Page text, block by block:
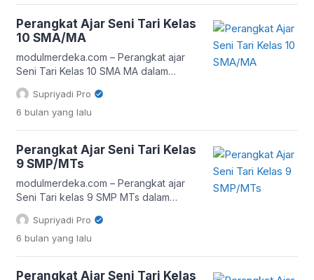
menekankan pada pemahaman
konsep, penguasaan keterampilan
praktik, serta kemampuan refleksi dan
apresiasi terhadap karya tari. Guru
tidak hanya berperan sebagai
penyampai materi, tetapi sebagai
fasilitator […]
Perangkat Ajar Seni Tari Kelas
10 SMA/MA
modulmerdeka.com – Perangkat ajar
Seni Tari Kelas 10 SMA MA dalam
Kurikulum Merdeka dirancang untuk
mendorong pembelajaran yang aktif,
reflektif, dan berbasis pengalaman.
pemahaman mendalam, proses
eksplorasi kreatif, serta kemampuan
peserta didik dalam
menginterpretasikan gerak, makna,
dan konteks budaya tari. Guru tidak
hanya berperan sebagai penyampai
materi, […]
Supriyadi Pro
6 bulan yang lalu
Perangkat Ajar Seni Tari Kelas
9 SMP/MTs
modulmerdeka.com – Perangkat ajar
Seni Tari kelas 9 SMP MTs dalam
Kurikulum Merdeka dirancang untuk
mendorong pembelajaran yang aktif,
kontekstual, dan bermakna.
Supriyadi Pro
6 bulan yang lalu
Perangkat Ajar Seni Tari Kelas